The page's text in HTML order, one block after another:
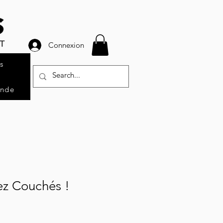
Connexion
Couchés !